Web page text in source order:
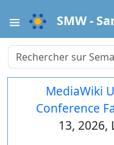
SMW -
MediaWiki
Conference
13, 2026,